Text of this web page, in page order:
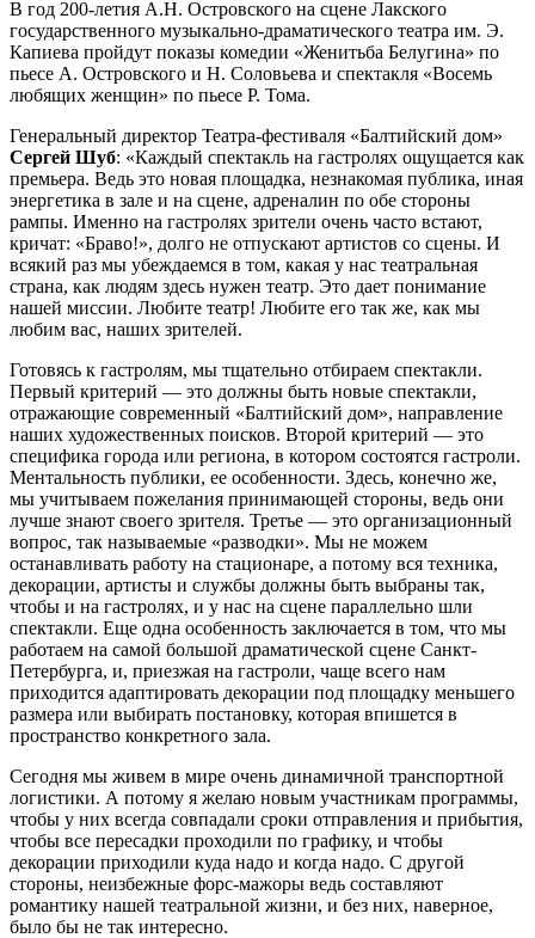
В год 200-летия А.Н. Островского на сцене Лакского
государственного музыкально-драматического театра им. Э.
Капиева пройдут показы комедии «Женитьба Белугина» по
пьесе А. Островского и Н. Соловьева и спектакля «Восемь
любящих женщин» по пьесе Р. Тома.
Генеральный директор Театра-фестиваля «Балтийский дом»
Сергей Шуб: «Каждый спектакль на гастролях ощущается как
премьера. Ведь это новая площадка, незнакомая публика, иная
энергетика в зале и на сцене, адреналин по обе стороны
рампы. Именно на гастролях зрители очень часто встают,
кричат: «Браво!», долго не отпускают артистов со сцены. И
всякий раз мы убеждаемся в том, какая у нас театральная
страна, как людям здесь нужен театр. Это дает понимание
нашей миссии. Любите театр! Любите его так же, как мы
любим вас, наших зрителей.
Готовясь к гастролям, мы тщательно отбираем спектакли.
Первый критерий — это должны быть новые спектакли,
отражающие современный «Балтийский дом», направление
наших художественных поисков. Второй критерий — это
специфика города или региона, в котором состоятся гастроли.
Ментальность публики, ее особенности. Здесь, конечно же,
мы учитываем пожелания принимающей стороны, ведь они
лучше знают своего зрителя. Третье — это организационный
вопрос, так называемые «разводки». Мы не можем
останавливать работу на стационаре, а потому вся техника,
декорации, артисты и службы должны быть выбраны так,
чтобы и на гастролях, и у нас на сцене параллельно шли
спектакли. Еще одна особенность заключается в том, что мы
работаем на самой большой драматической сцене Санкт-
Петербурга, и, приезжая на гастроли, чаще всего нам
приходится адаптировать декорации под площадку меньшего
размера или выбирать постановку, которая впишется в
пространство конкретного зала.
Сегодня мы живем в мире очень динамичной транспортной
логистики. А потому я желаю новым участникам программы,
чтобы у них всегда совпадали сроки отправления и прибытия,
чтобы все пересадки проходили по графику, и чтобы
декорации приходили куда надо и когда надо. С другой
стороны, неизбежные форс-мажоры ведь составляют
романтику нашей театральной жизни, и без них, наверное,
было бы не так интересно.